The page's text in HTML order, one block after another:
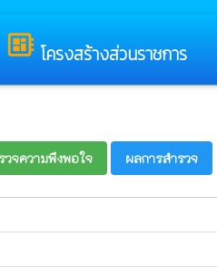
developer_board โครงสร้างส่วนราชการ
วจความพึงพอใจ ผลการสำรวจ